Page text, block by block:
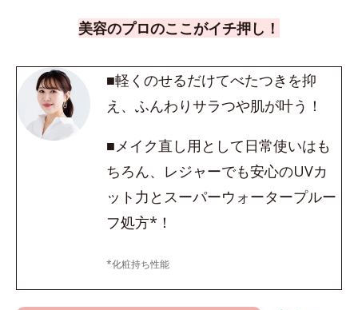
美容のプロのここがイチ押し！
■軽くのせるだけてべたつきを抑
え、ふんわりサラつや肌が叶う！
■メイク直し用として日常使いはも
ちろん、レジャーでも安心のUVカ
ット力とスーパーウォータープルー
フ処方*！
*化粧持ち性能